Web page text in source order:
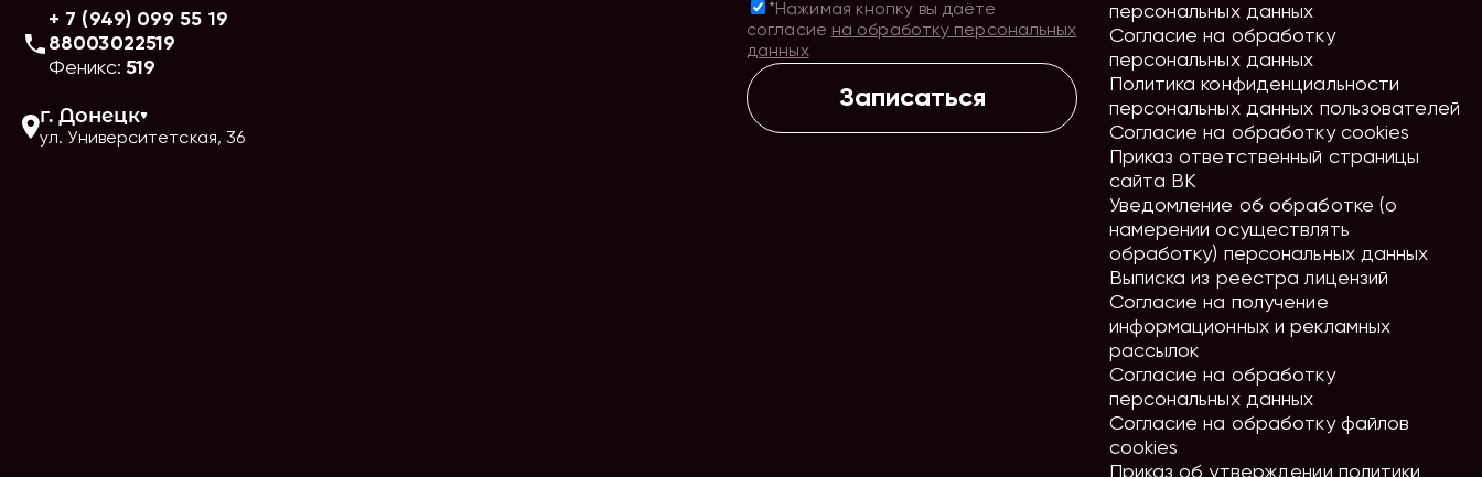
+ 7 (949) 099 55 19
88003022519
Феникс: 519
г. Донецк
ул. Университетская, 36
*Нажимая кнопку вы даёте
согласие на обработку персональных
данных
Записаться
персональных данных
Согласие на обработку
персональных данных
Политика конфиденциальности
персональных данных пользователей
Согласие на обработку cookies
Приказ ответственный страницы
сайта ВК
Уведомление об обработке (о
намерении осуществлять
обработку) персональных данных
Выписка из реестра лицензий
Согласие на получение
информационных и рекламных
рассылок
Согласие на обработку
персональных данных
Согласие на обработку файлов
cookies
Приказ об утверждении политики